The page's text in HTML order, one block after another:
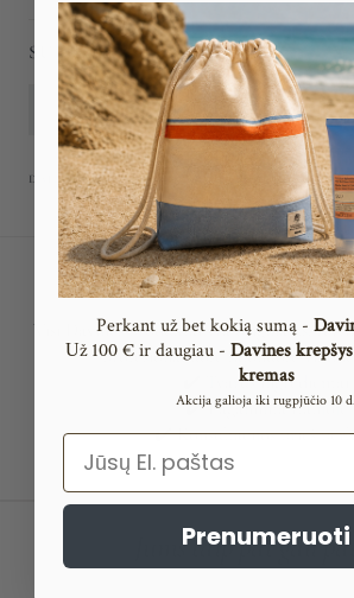
SUDĖTIS
KLAUSTI DĖL PRODUKTO
DALINTIS:
Profesionali Davines
Visi Davines produktai yra originalūs,
profesionaliuose salonuose
✔️ Tvarūs ingredientai
✔️ Pagaminta Italijoje
✔️ Konsultacijos prieš
Jums taip pat gali
Perkant už bet kokią sumą -
Už 100 € ir daugiau - Davines
kremas
Akcija galioja iki rugpjūčio 10 d.
Email
Prenumeruoti